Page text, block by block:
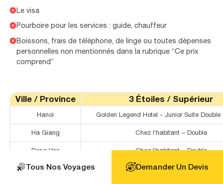
Tous Nos Voyages Demander Un Devis
Le visa
Pourboire pour les services : guide, chauffeur
Boissons, frais de téléphone, de linge ou toutes dépenses
personnelles non mentionnés dans la rubrique “Ce prix
comprend”
Ville / Province 3 Étoiles / Supérieur
Hanoi Golden Legend Hotel - Junior Suite Double
Ha Giang Chez l’habitant – Double
Dong Van Chez l’habitant – Double
Bao Lac Chez l’habitant – Double